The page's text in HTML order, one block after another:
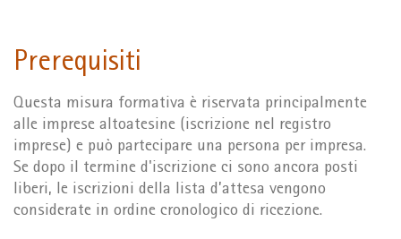
Prerequisiti
Questa misura formativa è riservata principalmente
alle imprese altoatesine (iscrizione nel registro
imprese) e può partecipare una persona per impresa.
Se dopo il termine d'iscrizione ci sono ancora posti
liberi, le iscrizioni della lista d’attesa vengono
considerate in ordine cronologico di ricezione.